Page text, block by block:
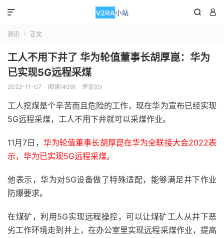
 

资讯  正文
工人不用下井了 华为轮值董事长胡厚崑：华为
已实现5G远程采煤
2022-11-07 阅读(409) 评论(0)
工人挖煤是个辛苦而且危险的工作，现在华为宣布已经实现
5G远程采煤，工人不用下井就可以采煤作业。
11月7日， 华为轮值董事长胡厚崑在华为全联接大会2022表
示，华为已实现5G远程采煤。
他表示，华为对5G设备做了特殊适配，能够满足井下作业
防爆要求。
在煤矿，利用5G实现远程操控，可以让煤矿工人从井下恶
劣工作环境走到井上，在办公室里实现远程采煤作业，提高